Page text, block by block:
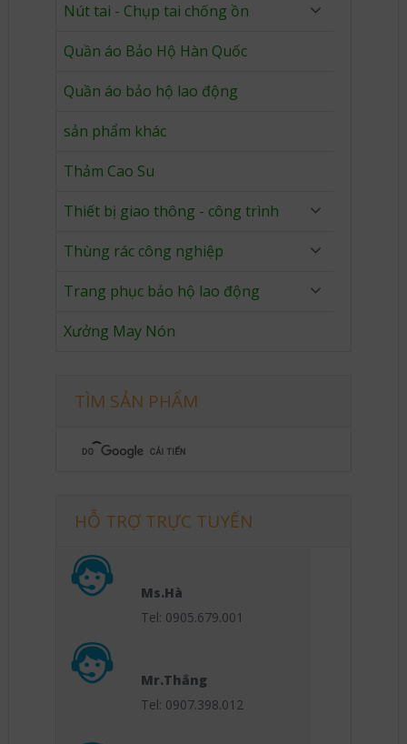
Nút tai - Chụp tai chống ồn
Quần áo Bảo Hộ Hàn Quốc
Quần áo bảo hộ lao động
sản phẩm khác
Thảm Cao Su
Thiết bị giao thông - công trình
Thùng rác công nghiệp
Trang phục bảo hộ lao động
Xưởng May Nón
TÌM SẢN PHẨM
HỖ TRỢ TRỰC TUYẾN
Ms.Hà
Tel: 0905.679.001
Mr.Thắng
Tel: 0907.398.012